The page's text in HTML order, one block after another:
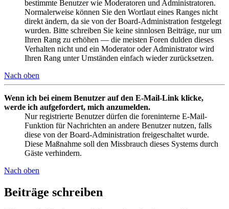
bestimmte Benutzer wie Moderatoren und Administratoren.
Normalerweise können Sie den Wortlaut eines Ranges nicht
direkt ändern, da sie von der Board-Administration festgelegt
wurden. Bitte schreiben Sie keine sinnlosen Beiträge, nur um
Ihren Rang zu erhöhen — die meisten Foren dulden dieses
Verhalten nicht und ein Moderator oder Administrator wird
Ihren Rang unter Umständen einfach wieder zurücksetzen.
Nach oben
Wenn ich bei einem Benutzer auf den E-Mail-Link klicke,
werde ich aufgefordert, mich anzumelden.
Nur registrierte Benutzer dürfen die foreninterne E-Mail-
Funktion für Nachrichten an andere Benutzer nutzen, falls
diese von der Board-Administration freigeschaltet wurde.
Diese Maßnahme soll den Missbrauch dieses Systems durch
Gäste verhindern.
Nach oben
Beiträge schreiben